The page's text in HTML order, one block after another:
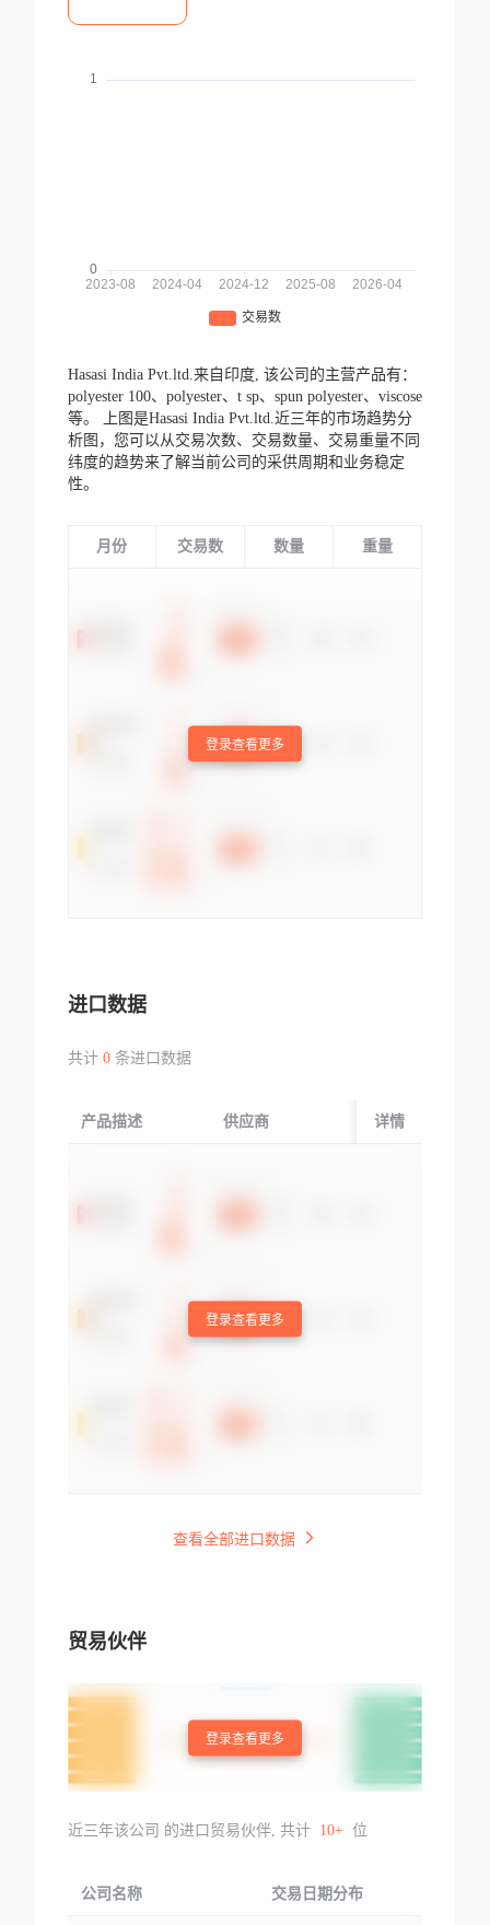
Hasasi India Pvt.ltd.来自印度, 该公司的主营产品有：
polyester 100、polyester、t sp、spun polyester、viscose
等。
上图是Hasasi India Pvt.ltd.近三年的市场趋势分
析图，您可以从交易次数、交易数量、交易重量不同
纬度的趋势来了解当前公司的采供周期和业务稳定
性。
月份 交易数 数量 重量
登录查看更多
进口数据
共计 0条进口数据
产品描述 供应商 起运国/地区
详情
登录查看更多
查看全部进口数据
贸易伙伴
登录查看更多
近三年该公司 的进口贸易伙伴, 共计 10+ 位
公司名称 交易日期分布